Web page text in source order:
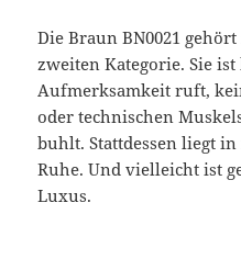
Die Braun BN0021
zweiten Kategorie. Sie
Aufmerksamkeit ruft,
oder technischen
buhlt. Stattdessen liegt
Ruhe. Und vielleicht ist
Luxus.